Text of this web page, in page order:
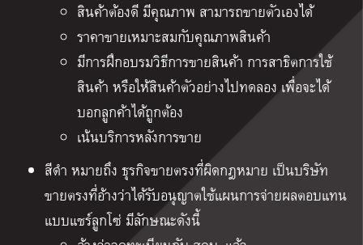
สินค้าต้องดี มีคุณภาพ สามารถขายตัวเองได้
ราคาขายเหมาะสมกับคุณภาพสินค้า
มีการฝึกอบรมวิธีการขายสินค้า การสาธิตการใช้
สินค้า หรือให้สินค้าตัวอย่างไปทดลอง เพื่อจะได้
บอกลูกค้าได้ถูกต้อง
เน้นบริการหลังการขาย
สีดำ หมายถึง ธุรกิจขายตรงที่ผิดกฎหมาย เป็นบริษัท
ขายตรงที่อ้างว่าได้รับอนุญาตใช้แผนการจ่ายผลตอบแทน
แบบแชร์ลูกโซ่ มีลักษณะดังนี้